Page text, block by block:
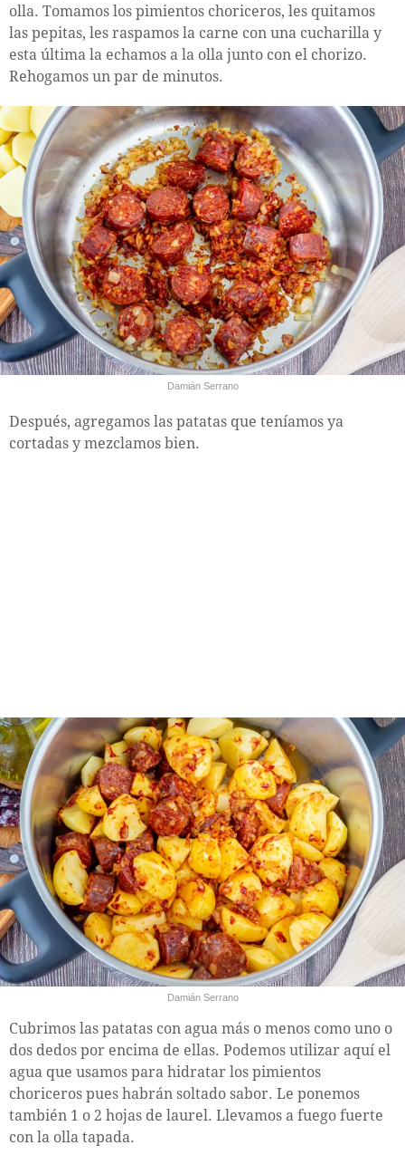
olla. Tomamos los pimientos choriceros, les quitamos
las pepitas, les raspamos la carne con una cucharilla y
esta última la echamos a la olla junto con el chorizo.
Rehogamos un par de minutos.
Damián Serrano
Después, agregamos las patatas que teníamos ya
cortadas y mezclamos bien.
Damián Serrano
Cubrimos las patatas con agua más o menos como uno o
dos dedos por encima de ellas. Podemos utilizar aquí el
agua que usamos para hidratar los pimientos
choriceros pues habrán soltado sabor. Le ponemos
también 1 o 2 hojas de laurel. Llevamos a fuego fuerte
con la olla tapada.